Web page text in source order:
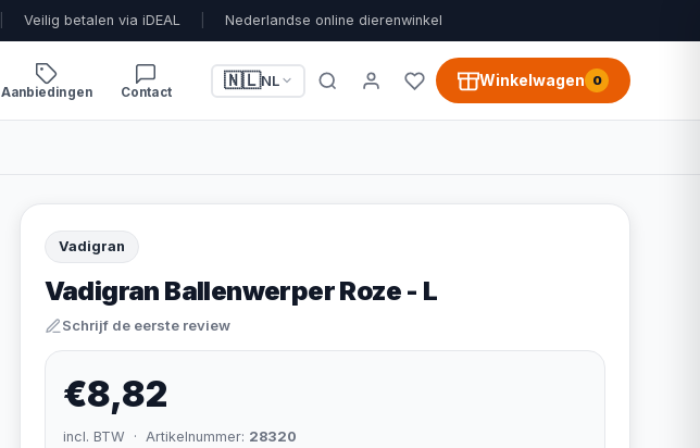
Veilig betalen via iDEAL Nederlandse online dierenwinkel
Aanbiedingen Contact
🇳🇱NL Winkelwagen 0
Vadigran
Vadigran Ballenwerper Roze - L
Schrijf de eerste review
€8,82
incl. BTW · Artikelnummer: 28320